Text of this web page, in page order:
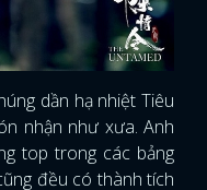
dần hạ nhiệt Tiêu
nhận như xưa. Anh
top trong các bảng
đều có thành tích